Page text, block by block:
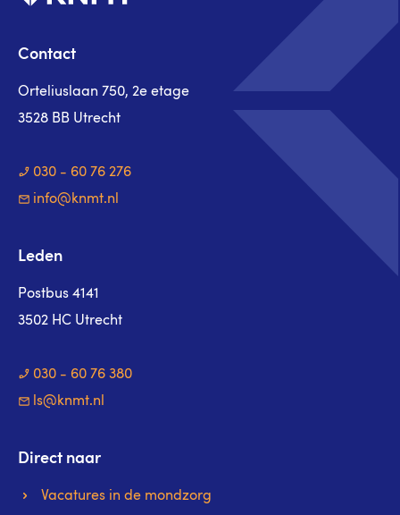
Contact
Orteliuslaan 750, 2e etage
3528 BB Utrecht
030 - 60 76 276
info@knmt.nl
Leden
Postbus 4141
3502 HC Utrecht
030 - 60 76 380
ls@knmt.nl
Direct naar
Vacatures in de mondzorg